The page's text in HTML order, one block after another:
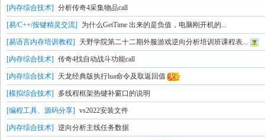
[内存综合技术] 分析传奇4采集物品call
[易/C++/按键精灵交流] 为什么GetTime 出来的是负值，电脑刚开机的...
[易语言内存培训教程] 天野学院第二十二期外服游戏逆向分析培训班课程表...
[内存综合技术] 传奇4找自动战斗功能call
[内存综合技术] 天龙经典版执行lua命令及取返回值
[模拟综合技术] 多线程框架热键补窗口的说明
[编程工具、源码分享] vs2022安装文件
[内存综合技术] 逆向分析主线任务数据